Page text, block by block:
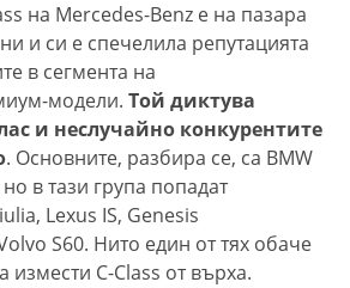
на Mercedes-Benz е на пазара
и си е спечелила репутацията
в сегмента на
модели. Той диктува
и неслучайно конкурентите
. Основните, разбира се, са BMW
в тази група попадат
Lexus IS, Genesis
S60. Нито един от тях обаче
C-Class от върха.